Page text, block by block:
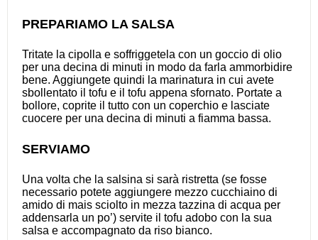
PREPARIAMO LA SALSA
Tritate la cipolla e soffriggetela con un goccio di olio
per una decina di minuti in modo da farla ammorbidire
bene. Aggiungete quindi la marinatura in cui avete
sbollentato il tofu e il tofu appena sfornato. Portate a
bollore, coprite il tutto con un coperchio e lasciate
cuocere per una decina di minuti a fiamma bassa.
SERVIAMO
Una volta che la salsina si sarà ristretta (se fosse
necessario potete aggiungere mezzo cucchiaino di
amido di mais sciolto in mezza tazzina di acqua per
addensarla un po’) servite il tofu adobo con la sua
salsa e accompagnato da riso bianco.